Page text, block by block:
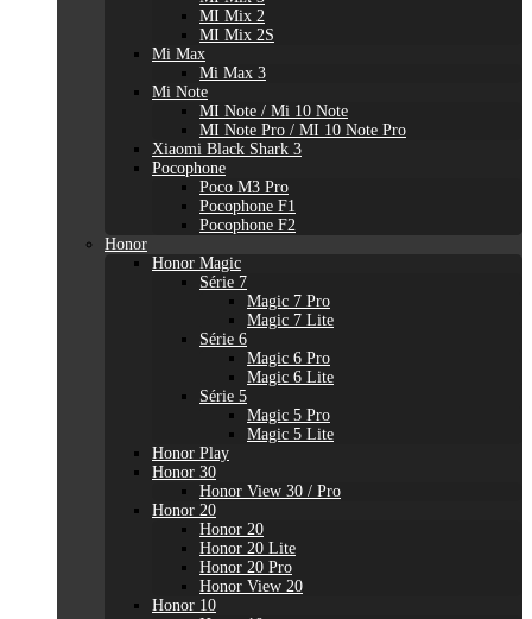
MI Mix 2
MI Mix 2S
Mi Max
Mi Max 3
Mi Note
MI Note / Mi 10 Note
MI Note Pro / MI 10 Note Pro
Xiaomi Black Shark 3
Pocophone
Poco M3 Pro
Pocophone F1
Pocophone F2
Honor
Honor Magic
Série 7
Magic 7 Pro
Magic 7 Lite
Série 6
Magic 6 Pro
Magic 6 Lite
Série 5
Magic 5 Pro
Magic 5 Lite
Honor Play
Honor 30
Honor View 30 / Pro
Honor 20
Honor 20
Honor 20 Lite
Honor 20 Pro
Honor View 20
Honor 10